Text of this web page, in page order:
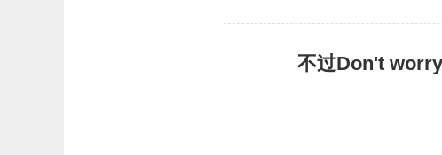
不过Don't